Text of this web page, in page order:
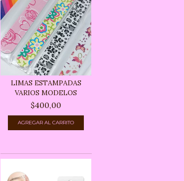
LIMAS ESTAMPADAS
VARIOS MODELOS
$400,00